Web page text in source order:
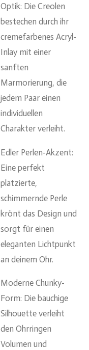
Optik: Die Creolen
bestechen durch ihr
cremefarbenes Acryl-
Inlay mit einer
sanften
Marmorierung, die
jedem Paar einen
individuellen
Charakter verleiht.
Edler Perlen-Akzent:
Eine perfekt
platzierte,
schimmernde Perle
krönt das Design und
sorgt für einen
eleganten Lichtpunkt
an deinem Ohr.
Moderne Chunky-
Form: Die bauchige
Silhouette verleiht
den Ohrringen
Volumen und